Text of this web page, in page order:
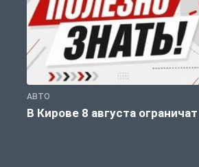
АВТО
В Кирове 8 августа